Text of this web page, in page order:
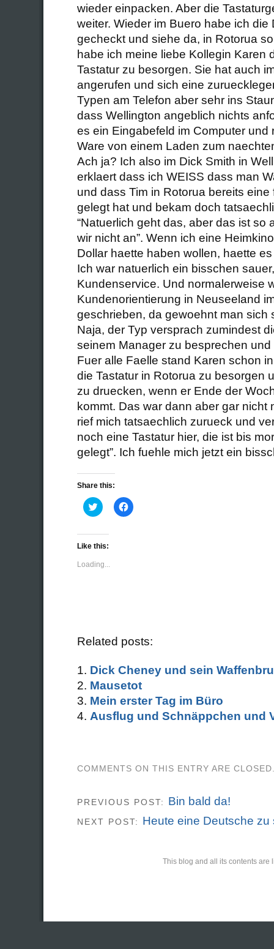
wieder einpacken. Aber die
weiter. Wieder im Buero habe ich die
gecheckt und siehe da, in Rotorua
habe ich meine liebe Kollegin Karen
Tastatur zu besorgen. Sie hat auch
angerufen und sich eine
Typen am Telefon aber sehr ins
dass Wellington angeblich nichts
es ein Eingabefeld im Computer und
Ware von einem Laden zum
Ach ja? Ich also im Dick Smith in
erklaert dass ich WEISS dass man
und dass Tim in Rotorua bereits eine
gelegt hat und bekam doch
“Natuerlich geht das, aber das ist so
wir nicht an”. Wenn ich eine
Dollar haette haben wollen, haette
Ich war natuerlich ein bisschen
Kundenservice. Und normalerweise
Kundenorientierung in Neuseeland
geschrieben, da gewoehnt man sich
Naja, der Typ versprach zumindest
seinem Manager zu besprechen
Fuer alle Faelle stand Karen schon
die Tastatur in Rotorua zu besorgen
zu druecken, wenn er Ende der
kommt. Das war dann aber gar nicht
rief mich tatsaechlich zurueck und
noch eine Tastatur hier, die ist bis
gelegt”. Ich fuehle mich jetzt ein
Share this:
Click
to
Twitter
(Opens
new
window)
Click
to
Like this:
Loading...
Related posts:
Dick Cheney und sein
Mausetot
Mein erster Tag im Büro
Ausflug und Schnäppchen und
COMMENTS ON THIS ENTRY ARE
PREVIOUS POST: Bin bald da!
NEXT POST: Heute eine Deutsche
This blog and all its contents are